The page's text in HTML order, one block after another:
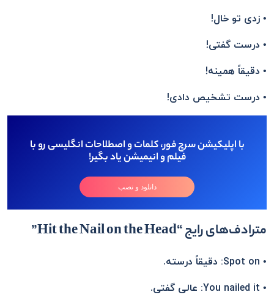
• زدی تو خال!
• درست گفتی!
• دقیقاً همینه!
• درست تشخیص دادی!
با اپلیکیشن سرچ فور، کلمات و اصطلاحات انگلیسی رو با
فیلم و انیمیشن یاد بگیر!
دانلود و نصب
مترادف‌های رایج “Hit the Nail on the Head”
• Spot on: دقیقاً درسته.
• You nailed it: عالی گفتی.